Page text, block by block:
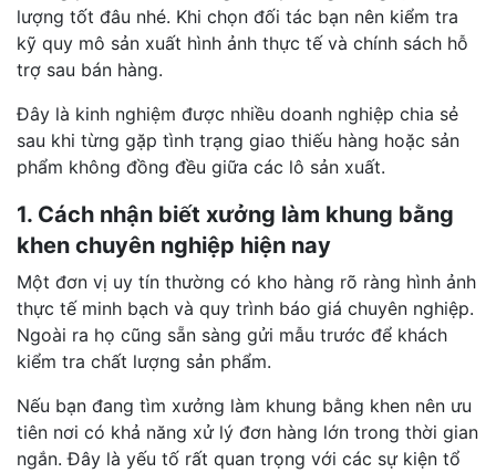
lượng tốt đâu nhé. Khi chọn đối tác bạn nên kiểm tra
kỹ quy mô sản xuất hình ảnh thực tế và chính sách hỗ
trợ sau bán hàng.
Đây là kinh nghiệm được nhiều doanh nghiệp chia sẻ
sau khi từng gặp tình trạng giao thiếu hàng hoặc sản
phẩm không đồng đều giữa các lô sản xuất.
1. Cách nhận biết xưởng làm khung bằng
khen chuyên nghiệp hiện nay
Một đơn vị uy tín thường có kho hàng rõ ràng hình ảnh
thực tế minh bạch và quy trình báo giá chuyên nghiệp.
Ngoài ra họ cũng sẵn sàng gửi mẫu trước để khách
kiểm tra chất lượng sản phẩm.
Nếu bạn đang tìm xưởng làm khung bằng khen nên ưu
tiên nơi có khả năng xử lý đơn hàng lớn trong thời gian
ngắn. Đây là yếu tố rất quan trọng với các sự kiện tổ